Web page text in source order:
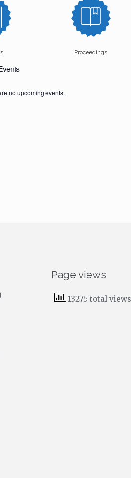
Proceedings
no upcoming events.
Page views
13275 total views